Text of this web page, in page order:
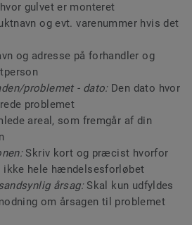
gulvet er monteret
og evt. varenummer hvis det
og adresse på forhandler og
problemet - dato:Den dato hvor
problemet
areal, som fremgår af din
Skriv kort og præcist hvorfor
ikke hele hændelsesforløbet
årsag:Skal kun udfyldes
om årsagen til problemet